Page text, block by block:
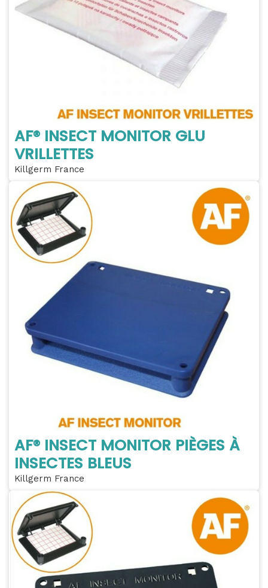
AF® INSECT MONITOR GLU
VRILLETTES
Killgerm France
AF® INSECT MONITOR PIÈGES À
INSECTES BLEUS
Killgerm France